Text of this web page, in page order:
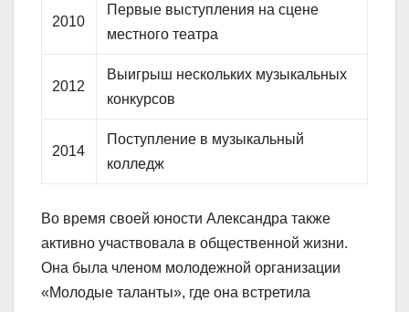
2010
Первые выступления на сцене
местного театра
2012
Выигрыш нескольких музыкальных
конкурсов
2014
Поступление в музыкальный
колледж
Во время своей юности Александра также
активно участвовала в общественной жизни.
Она была членом молодежной организации
«Молодые таланты», где она встретила